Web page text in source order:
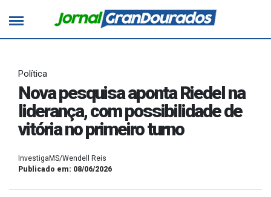
Política
Nova pesquisa aponta Riedel na
liderança, com possibilidade de
vitória no primeiro turno
InvestigaMS/Wendell Reis
Publicado em: 08/06/2026